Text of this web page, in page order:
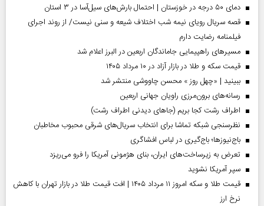
دمای ۵۰ درجه در خوزستان | احتمال بارش‌های سیل‌آسا در ۳ استان
قصه سریال رویای نیمه شب اختلاف شیعه و سنی نیست/ از روند اجرای
فیلمنامه رضایت دارم
مسیر‌های راهپیمایی جاماندگان اربعین در البرز اعلام شد
قیمت سکه و طلا در بازار آزاد در ۱۰ مرداد ۱۴۰۵
ببینید | «چهل روز » محسن چاووشی منتشر شد
رسانه‌های برون‌مرزی راویان جهانی اربعین
اطراف رشت کجا بریم (جاهای دیدنی اطراف رشت)
نظرسنجی شبکه تماشا برای انتخاب سریال‌های شرقی محبوب مخاطبان
باج‌نیوزها؛ باج‌گیری در لباس افشاگری
تعرض به زیرساخت‌های ایران، بنای هژمونی آمریکا را فرو می‌ریزد
سپر آمریکا نشوید
قیمت طلا و سکه امروز ۱۱ مرداد ۱۴۰۵ | افت قیمت طلا در بازار تهران با کاهش
نرخ ارز